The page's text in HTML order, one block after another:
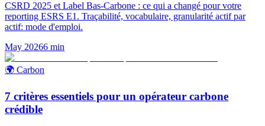
CSRD 2025 et Label Bas-Carbone : ce qui a changé pour votre
reporting ESRS E1. Traçabilité, vocabulaire, granularité actif par
actif: mode d'emploi.
May 20266 min
🌍 Carbon
7 critères essentiels pour un opérateur carbone
crédible